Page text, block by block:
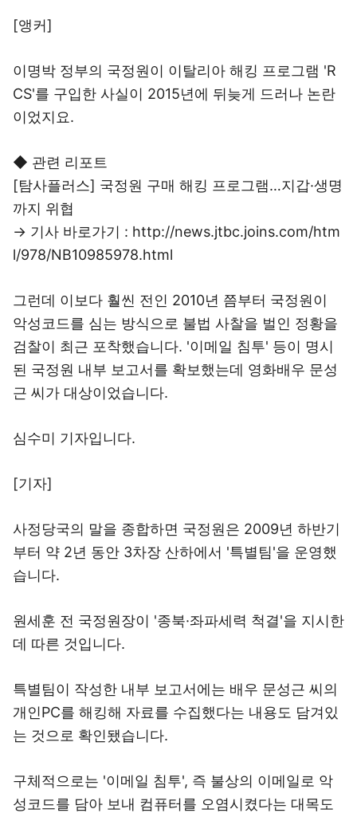
[앵커]
이명박 정부의 국정원이 이탈리아 해킹 프로그램 'R
CS'를 구입한 사실이 2015년에 뒤늦게 드러나 논란
이었지요.
◆ 관련 리포트
[탐사플러스] 국정원 구매 해킹 프로그램…지갑·생명
까지 위협
→ 기사 바로가기 : http://news.jtbc.joins.com/htm
l/978/NB10985978.html
그런데 이보다 훨씬 전인 2010년 쯤부터 국정원이
악성코드를 심는 방식으로 불법 사찰을 벌인 정황을
검찰이 최근 포착했습니다. '이메일 침투' 등이 명시
된 국정원 내부 보고서를 확보했는데 영화배우 문성
근 씨가 대상이었습니다.
심수미 기자입니다.
[기자]
사정당국의 말을 종합하면 국정원은 2009년 하반기
부터 약 2년 동안 3차장 산하에서 '특별팀'을 운영했
습니다.
원세훈 전 국정원장이 '종북·좌파세력 척결'을 지시한
데 따른 것입니다.
특별팀이 작성한 내부 보고서에는 배우 문성근 씨의
개인PC를 해킹해 자료를 수집했다는 내용도 담겨있
는 것으로 확인됐습니다.
구체적으로는 '이메일 침투', 즉 불상의 이메일로 악
성코드를 담아 보내 컴퓨터를 오염시켰다는 대목도